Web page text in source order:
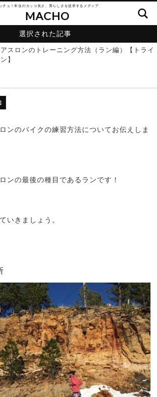
チョ！本当のカッコ良さ、男らしさを追求するメディア
MACHO
選択された記事
アスロンのトレーニング方法（ラン編）【トライ
】
ンのバイクの練習方法についてお伝えしま
ンの最後の種目であるランです！
いきましょう。